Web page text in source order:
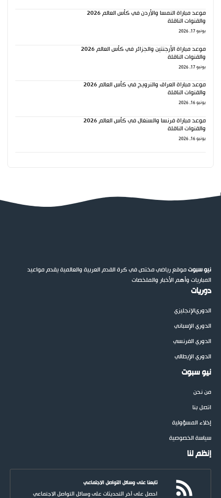
موعد مباراة النمسا والأردن في كأس العالم 2026
والقنوات الناقلة
يونيو 17, 2026
موعد مباراة الأرجنتين والجزائر في كأس العالم 2026
والقنوات الناقلة
يونيو 17, 2026
موعد مباراة العراق والنرويج في كأس العالم 2026
والقنوات الناقلة
يونيو 16, 2026
موعد مباراة فرنسا والسنغال في كأس العالم 2026
والقنوات الناقلة
يونيو 16, 2026
نيو سبوتموقع رياضي مختص في كرة القدم العربية والعالمية يقدم مواعيد
المباريات وأهم الأخبار والملخصات
دوريات
الدوريالإنجليزي
الدوري الإسباني
الدوري الفرنسي
الدوري الإيطالي
نيو سبوت
من نحن
اتصل بنا
إخلاء المسؤولية
سياسة الخصوصية
إنظم لنا
تابعنا على وسائل التواصل الاجتماعي
احصل على آخر التحديثات على وسائل التواصل الاجتماعي